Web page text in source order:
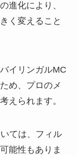
進化により、
く変えること
イリンガルMC
め、プロのメ
えられます。
ては、フィル
能性もありま